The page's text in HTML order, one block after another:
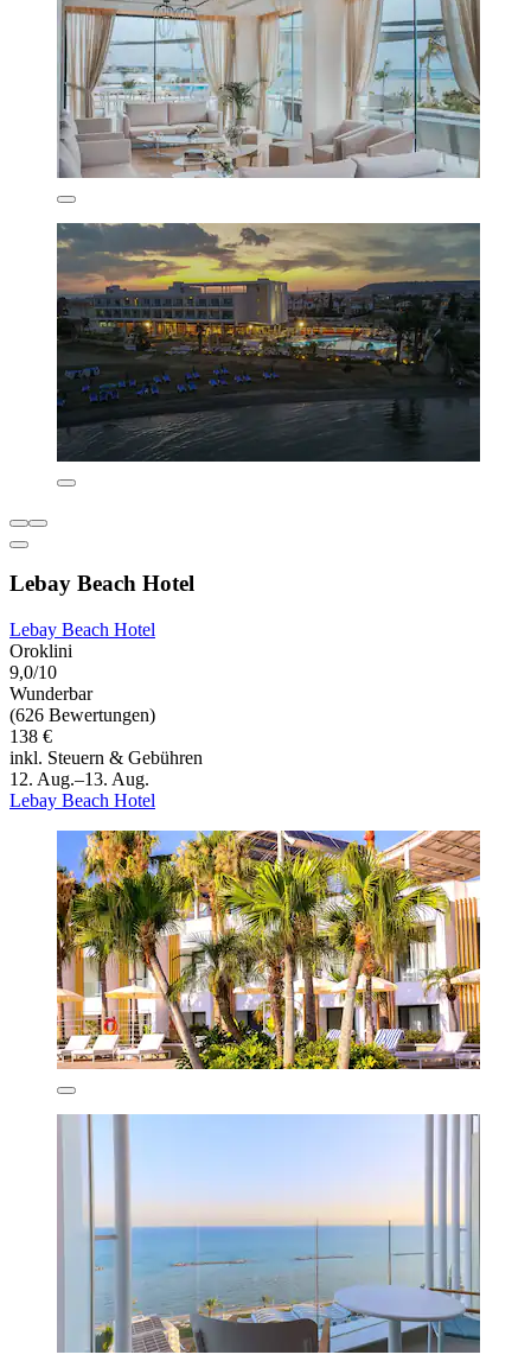
Lebay Beach Hotel
Lebay Beach Hotel
Oroklini
9,0/10
Wunderbar
(626 Bewertungen)
138 €
inkl. Steuern & Gebühren
12. Aug.–13. Aug.
Lebay Beach Hotel